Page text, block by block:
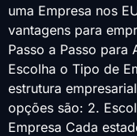
uma Empresa nos
vantagens para
Passo a Passo para
Escolha o Tipo de
estrutura
opções são: 2.
Empresa Cada